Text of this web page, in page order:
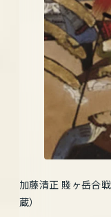
加藤清正 賤ヶ岳合
蔵）